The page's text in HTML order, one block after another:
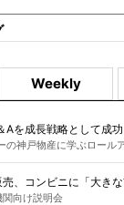
Weekly
を成長戦略として成功
の神戸物産に学ぶロール
、コンビニに「大きな
関向け説明会